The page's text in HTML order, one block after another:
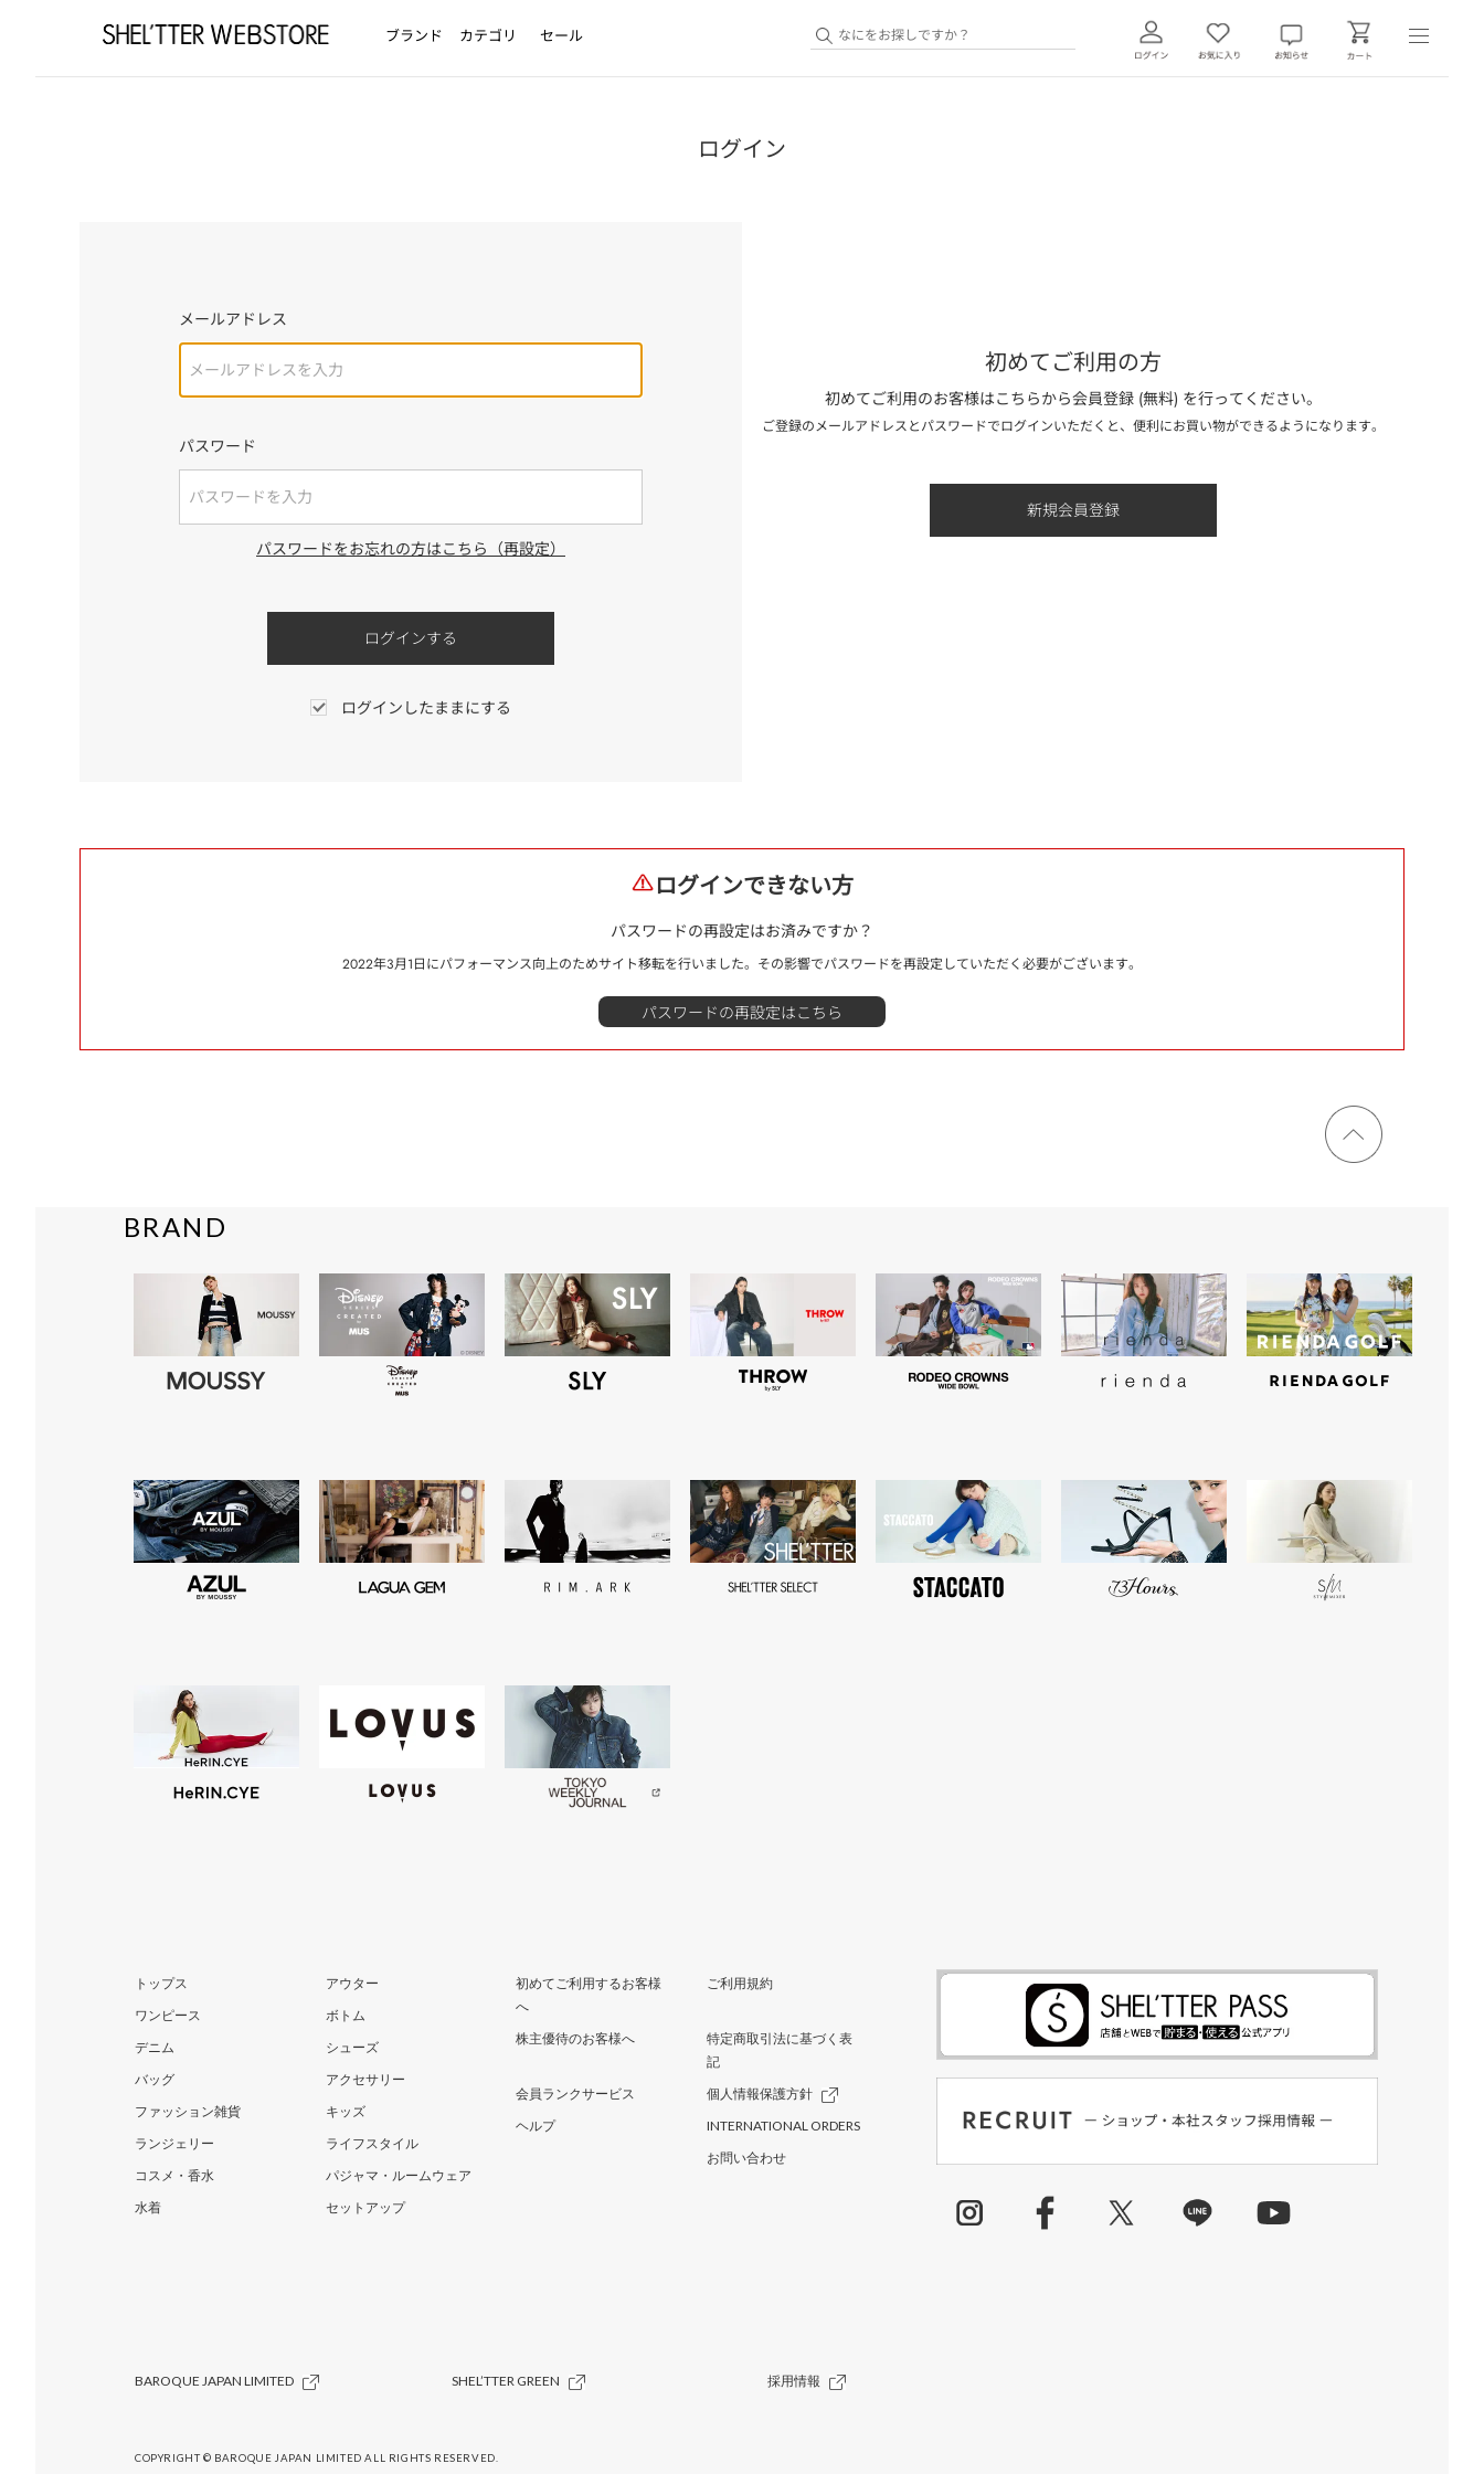
ブランド カテゴリ セール
ログイン
メールアドレス
パスワード
パスワードをお忘れの方はこちら（再設定）
ログインしたままにする
初めてご利用の方
初めてご利用のお客様はこちらから会員登録 (無料) を行ってください。
ご登録のメールアドレスとパスワードでログインいただくと、便利にお買い物ができるようになります。
ログインできない方
パスワードの再設定はお済みですか？
2022年3月1日にパフォーマンス向上のためサイト移転を行いました。その影響でパスワードを再設定していただく必要がございます。
ページ
トップ
BRAND
トップス
アウター
ワンピース
ボトム
デニム
シューズ
バッグ
アクセサリー
ファッション雑貨
キッズ
ランジェリー
ライフスタイル
コスメ・香水
パジャマ・ルームウェア
水着
セットアップ
初めてご利用するお客様
へ
ご利用規約
株主優待のお客様へ
特定商取引法に基づく表
記
会員ランクサービス
個人情報保護方針
ヘルプ
INTERNATIONAL ORDERS
お問い合わせ
BAROQUE JAPAN LIMITED SHEL’TTER GREEN 採用情報
COPYRIGHT © BAROQUE JAPAN LIMITED ALL RIGHTS RESERVED.